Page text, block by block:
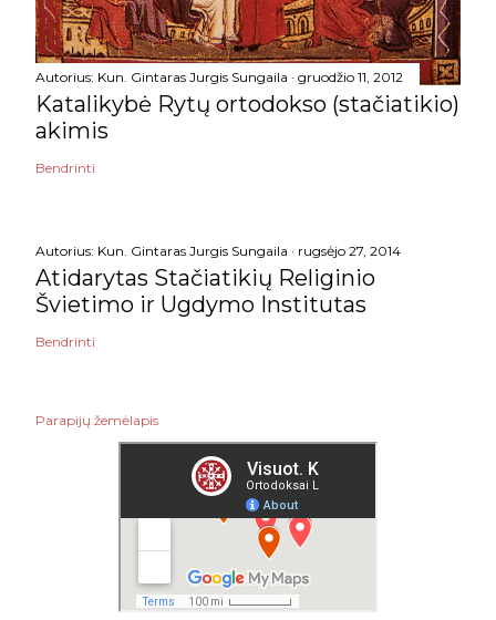
Autorius: Kun. Gintaras Jurgis Sungaila gruodžio 11, 2012
Katalikybė Rytų ortodokso (stačiatikio)
akimis
Bendrinti
Autorius: Kun. Gintaras Jurgis Sungaila rugsėjo 27, 2014
Atidarytas Stačiatikių Religinio
Švietimo ir Ugdymo Institutas
Bendrinti
Parapijų žemėlapis